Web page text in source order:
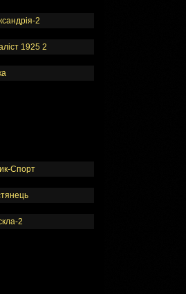
2
1925 2
Спорт
2